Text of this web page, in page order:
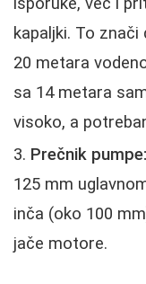
kapaljki. To
20 metara
sa 14 metara
visoko, a
Prečnik pumpe:
125 mm
inča (oko 100
jače motore.